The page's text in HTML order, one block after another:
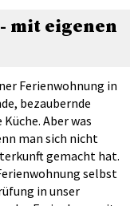
mit eigenen
Ferienwohnung in
bezaubernde
Aber was
man sich nicht
gemacht hat.
selbst
in unser